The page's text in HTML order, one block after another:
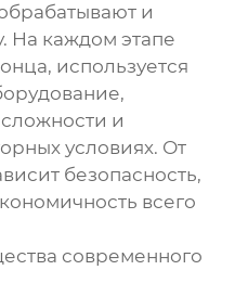
и
На каждом этапе
используется
и
условиях. От
безопасность,
всего
современного